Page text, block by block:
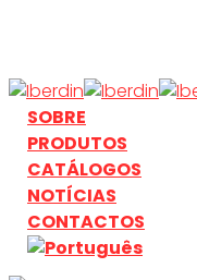
main
content
search
Menu
SOBRE
PRODUTOS
CATÁLOGOS
NOTÍCIAS
CONTACTOS